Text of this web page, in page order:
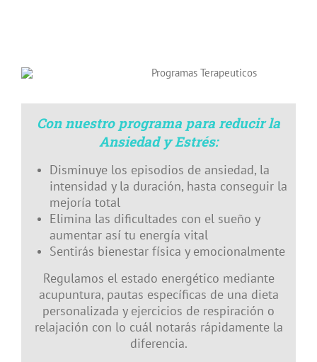
Con nuestro programa para reducir la
Ansiedad y Estrés:
Disminuye los episodios de ansiedad, la
intensidad y la duración, hasta conseguir la
mejoría total
Elimina las dificultades con el sueño y
aumentar así tu energía vital
Sentirás bienestar física y emocionalmente
Regulamos el estado energético mediante
acupuntura, pautas específicas de una dieta
personalizada y ejercicios de respiración o
relajación con lo cuál notarás rápidamente la
diferencia.